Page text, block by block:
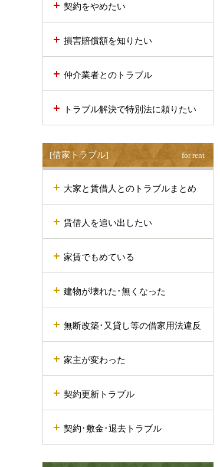
契約をやめたい
損害賠償額を知りたい
仲介業者とのトラブル
トラブル解決で特別法に頼りたい
[借家トラブル] for rent
大家と賃借人とのトラブルまとめ
賃借人を追い出したい
家賃でもめている
建物が壊れた･無くなった
無断改築･又貸し等の借家用法違反
家主が変わった
契約更新トラブル
契約･敷金･退去トラブル